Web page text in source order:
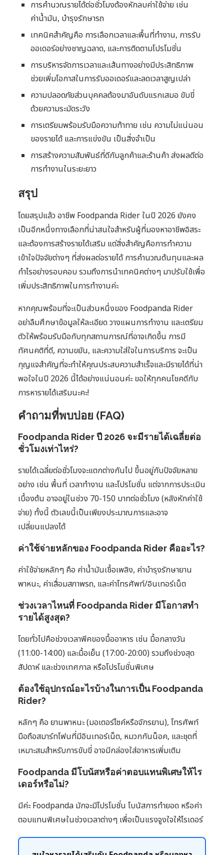
การคำนวณรายได้ต่อชั่วโมงต้องหักลบค่าใช้จ่าย เช่น
ค่าน้ำมัน, บำรุงรักษารถ
เทคนิคสำคัญคือ การเลือกเวลาและพื้นที่ทำงาน, การรับ
ออเดอร์อย่างชาญฉลาด, และการติดตามโปรโมชั่น
การบริหารจัดการเวลาและเส้นทางอย่างมีประสิทธิภาพ
ช่วยเพิ่มโอกาสในการรับออเดอร์และลดเวลาสูญเปล่า
ความปลอดภัยส่วนบุคคลต้องมาอันดับแรกเสมอ ขับขี่
ด้วยความระมัดระวัง
การเตรียมพร้อมรับมือความท้าทาย เช่น ความไม่แน่นอน
ของรายได้ และการแข่งขัน เป็นสิ่งจำเป็น
การสร้างความสัมพันธ์ที่ดีกับลูกค้าและร้านค้า ส่งผลดีต่อ
การทำงานในระยะยาว
สรุป
โดยสรุปแล้ว อาชีพ Foodpanda Rider ในปี 2026 ยังคง
เป็นอีกหนึ่งทางเลือกที่น่าสนใจสำหรับผู้ที่มองหาอาชีพอิสระ
และต้องการสร้างรายได้เสริม แต่สิ่งสำคัญคือการทำความ
เข้าใจปัจจัยต่างๆ ที่ส่งผลต่อรายได้ การคำนวณต้นทุนและผล
กำไรอย่างรอบคอบ รวมถึงการนำเทคนิคต่างๆ มาปรับใช้เพื่อ
เพิ่มประสิทธิภาพในการทำงานค่ะ
หากคุณพร้อมที่จะเป็นส่วนหนึ่งของ Foodpanda Rider
อย่าลืมศึกษาข้อมูลให้ละเอียด วางแผนการทำงาน และเตรียม
ตัวให้พร้อมรับมือกับทุกสถานการณ์ที่อาจเกิดขึ้น การมี
ทัศนคติที่ดี, ความขยัน, และความใส่ใจในการบริการ จะเป็น
กุญแจสำคัญที่จะทำให้คุณประสบความสำเร็จและมีรายได้ที่น่า
พอใจในปี 2026 นี้ได้อย่างแน่นอนค่ะ ขอให้ทุกคนโชคดีกับ
การหารายได้เสริมนะคะ!
คำถามที่พบบ่อย (FAQ)
Foodpanda Rider ปี 2026 จะมีรายได้เฉลี่ยต่อ
ชั่วโมงเท่าไหร่?
รายได้เฉลี่ยต่อชั่วโมงจะแตกต่างกันไป ขึ้นอยู่กับปัจจัยหลาย
อย่าง เช่น พื้นที่ เวลาทำงาน และโปรโมชั่น แต่จากการประเมิน
เบื้องต้น อาจอยู่ในช่วง 70-150 บาทต่อชั่วโมง (หลังหักค่าใช้
จ่าย) ทั้งนี้ ตัวเลขนี้เป็นเพียงประมาณการและอาจ
เปลี่ยนแปลงได้
ค่าใช้จ่ายหลักของ Foodpanda Rider คืออะไร?
ค่าใช้จ่ายหลักๆ คือ ค่าน้ำมันเชื้อเพลิง, ค่าบำรุงรักษายาน
พาหนะ, ค่าเสื่อมสภาพรถ, และค่าโทรศัพท์/อินเทอร์เน็ต
ช่วงเวลาไหนที่ Foodpanda Rider มีโอกาสทำ
รายได้สูงสุด?
โดยทั่วไปคือช่วงเวลาพีคของมื้ออาหาร เช่น มื้อกลางวัน
(11:00-14:00) และมื้อเย็น (17:00-20:00) รวมถึงช่วงสุด
สัปดาห์ และช่วงเทศกาล หรือโปรโมชั่นพิเศษ
ต้องใช้อุปกรณ์อะไรบ้างในการเป็น Foodpanda
Rider?
หลักๆ คือ ยานพาหนะ (มอเตอร์ไซค์หรือจักรยาน), โทรศัพท์
มือถือสมาร์ทโฟนที่มีอินเทอร์เน็ต, หมวกกันน็อค, และชุดที่
เหมาะสมสำหรับการขับขี่ อาจมีกล่องใส่อาหารเพิ่มเติม
Foodpanda มีโบนัสหรือค่าตอบแทนพิเศษให้ไร
เดอร์หรือไม่?
มีค่ะ Foodpanda มักจะมีโปรโมชั่น โบนัสการทำยอด หรือค่า
ตอบแทนพิเศษในช่วงเวลาต่างๆ เพื่อเป็นแรงจูงใจให้ไรเดอร์